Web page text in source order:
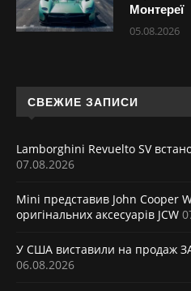
Монтереї
05.08.2026
СВЕЖИЕ ЗАПИСИ
Lamborghini Revuelto SV
07.08.2026
Mini представив John Cooper
оригінальних аксесуарів JCW
У США виставили на продаж
06.08.2026